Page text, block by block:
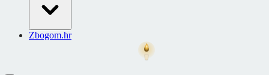
Zbogom.hr